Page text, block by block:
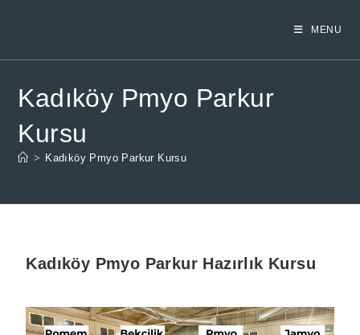
MENU
Kadıköy Pmyo Parkur
Kursu
> Kadıköy Pmyo Parkur Kursu
Kadıköy Pmyo Parkur Hazırlık Kursu